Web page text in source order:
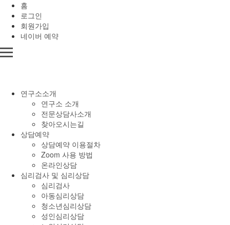
홈
로그인
회원가입
네이버 예약
연구소소개
연구소 소개
전문상담사소개
찾아오시는길
상담예약
상담예약 이용절차
Zoom 사용 방법
온라인상담
심리검사 및 심리상담
심리검사
아동심리상담
청소년심리상담
성인심리상담